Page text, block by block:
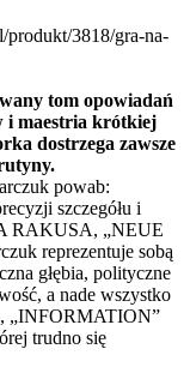
3818/gra-na-
tom opowiadań
i maestria krótkiej
dostrzega zawsze
powab:
szczegółu i
RAKUSA, „NEUE
reprezentuje sobą
głębia, polityczne
a nade wszystko
„INFORMATION”
trudno się